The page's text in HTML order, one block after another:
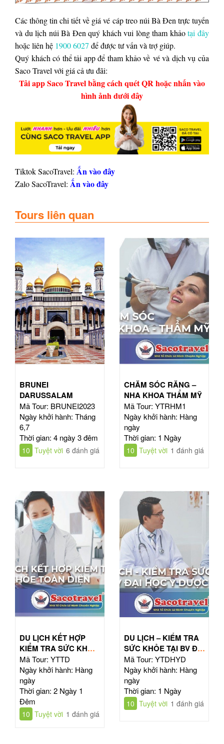
Các thông tin chi tiết về giá vé cáp treo núi Bà Đen trực tuyến
và du lịch núi Bà Đen quý khách vui lòng tham khảotại đây
hoặc liên hệ 1900 6027 để được tư vấn và trợ giúp.
Quý khách có thể tải app để tham khảo về vé và dịch vụ của
Saco Travel với giá cả ưu đãi:
Tải app Saco Travel bằng cách quét QR hoặc nhấn vào
hình ảnh dưới đây
Tiktok SacoTravel: Ấn vào đây
Zalo SacoTravel: Ấn vào đây
Tours liên quan
BRUNEI
DARUSSALAM
Mã Tour: BRUNEI2023
Ngày khởi hành: Tháng
6,7
Thời gian: 4 ngày 3 đêm
10 Tuyệt vời 6 đánh giá
CHĂM SÓC RĂNG –
NHA KHOA THẨM MỸ
Mã Tour: YTRHM1
Ngày khởi hành: Hàng
ngày
Thời gian: 1 Ngày
10 Tuyệt vời 1 đánh giá
DU LỊCH KẾT HỢP
KIỂM TRA SỨC KHỎE
TOÀN DIỆN
Mã Tour: YTTD
Ngày khởi hành: Hàng
ngày
Thời gian: 2 Ngày 1
Đêm
10 Tuyệt vời 1 đánh giá
DU LỊCH – KIỂM TRA
SỨC KHỎE TẠI BV ĐẠI
HỌC Y DƯỢC TPHCM
Mã Tour: YTDHYD
Ngày khởi hành: Hàng
ngày
Thời gian: 1 Ngày
10 Tuyệt vời 1 đánh giá